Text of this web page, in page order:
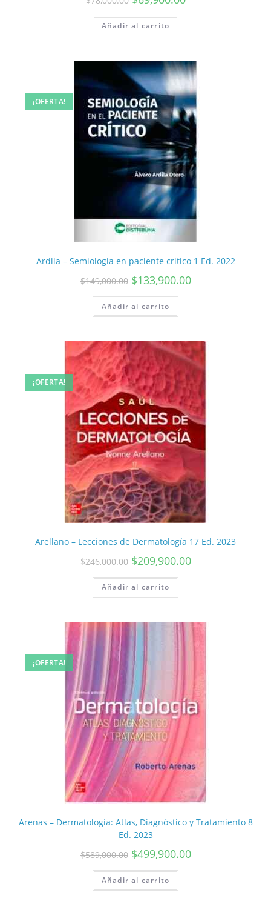
Añadir al carrito
¡OFERTA!
Ardila – Semiologia en paciente critico 1 Ed. 2022
$149,000.00 $133,900.00
Añadir al carrito
¡OFERTA!
Arellano – Lecciones de Dermatología 17 Ed. 2023
$246,000.00 $209,900.00
Añadir al carrito
¡OFERTA!
Arenas – Dermatología: Atlas, Diagnóstico y Tratamiento 8
Ed. 2023
$589,000.00 $499,900.00
Añadir al carrito